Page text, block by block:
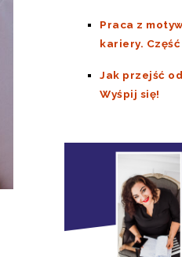
Praca z
kariery. Część
Jak przejść
Wyśpij się!